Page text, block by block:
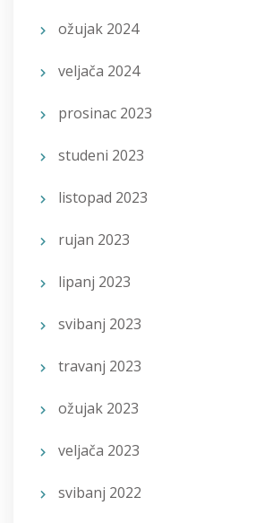
ožujak 2024
veljača 2024
prosinac 2023
studeni 2023
listopad 2023
rujan 2023
lipanj 2023
svibanj 2023
travanj 2023
ožujak 2023
veljača 2023
svibanj 2022